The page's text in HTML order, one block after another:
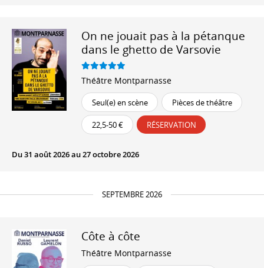
On ne jouait pas à la pétanque
dans le ghetto de Varsovie
Théâtre Montparnasse
Seul(e) en scène Pièces de théâtre
22,5-50 € RÉSERVATION
Du 31 août 2026 au 27 octobre 2026
SEPTEMBRE 2026
Côte à côte
Théâtre Montparnasse